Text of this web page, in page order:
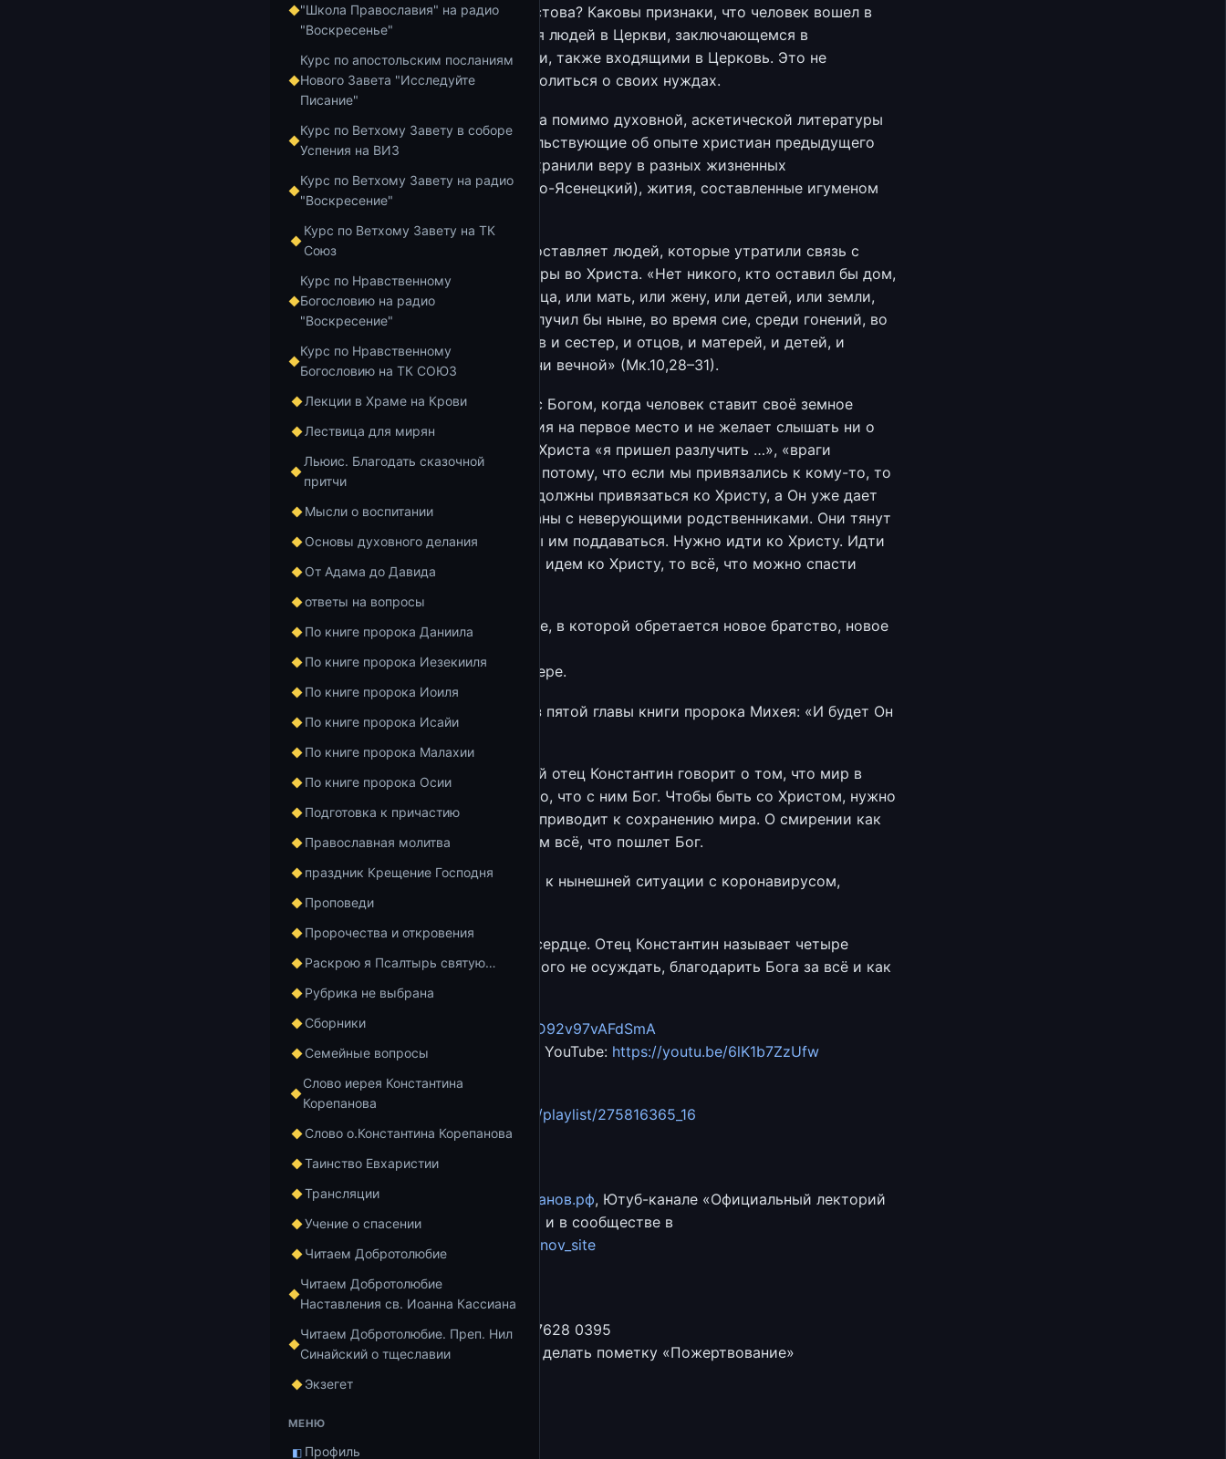
"Школа Православия" на радио
"Воскресенье"
Курс по апостольским посланиям
Нового Завета "Исследуйте
Писание"
Курс по Ветхому Завету в соборе
Успения на ВИЗ
Курс по Ветхому Завету на радио
"Воскресение"
Курс по Ветхому Завету на ТК
Союз
Курс по Нравственному
Богословию на радио
"Воскресение"
Курс по Нравственному
Богословию на ТК СОЮЗ
Лекции в Храме на Крови
Лествица для мирян
Льюис. Благодать сказочной
притчи
Мысли о воспитании
Основы духовного делания
От Адама до Давида
ответы на вопросы
По книге пророка Даниила
По книге пророка Иезекииля
По книге пророка Иоиля
По книге пророка Исайи
По книге пророка Малахии
По книге пророка Осии
Подготовка к причастию
Православная молитва
праздник Крещение Господня
Проповеди
Пророчества и откровения
Раскрою я Псалтырь святую…
Рубрика не выбрана
Сборники
Семейные вопросы
Слово иерея Константина
Корепанова
Слово о.Константина Корепанова
Таинство Евхаристии
Трансляции
Учение о спасении
Читаем Добротолюбие
Читаем Добротолюбие
Наставления св. Иоанна Кассиана
Читаем Добротолюбие. Преп. Нил
Синайский о тщеславии
Экзегет
МЕНЮ
◧ Профиль
22:59 — Что есть Церковь Христова? Каковы признаки, что человек вошел в
Церковь? О таинстве изменения людей в Церкви, заключающемся в
переживании родства с другими, также входящими в Церковь. Это не
язычники, которые пришли помолиться о своих нуждах.
27:00 — Совет отца Константина помимо духовной, аскетической литературы
читать книги и статьи, свидетельствующие об опыте христиан предыдущего
нам поколения, о том, как они хранили веру в разных жизненных
обстоятельствах: св.Лука (Войно-Ясенецкий), жития, составленные игуменом
Дамаскином (Орловским) и др.
31:38 — О том, как Господь не оставляет людей, которые утратили связь с
родственниками из-за своей веры во Христа. «Нет никого, кто оставил бы дом,
или братьев, или сестер, или отца, или мать, или жену, или детей, или земли,
ради Меня и Евангелия, и не получил бы ныне, во время сие, среди гонений, во
сто крат более домов, и братьев и сестер, и отцов, и матерей, и детей, и
земель, а в веке грядущем жизни вечной» (Мк.10,28–31).
37:16 — О конфликте человека с Богом, когда человек ставит своё земное
окружение и свои представления на первое место и не желает слышать ни о
каком Царстве Божием. Слова Христа «я пришел разлучить …», «враги
человеку домашние его» — это потому, что если мы привязались к кому-то, то
нам невозможно спастись. Мы должны привязаться ко Христу, а Он уже дает
всё необходимое нам. Мы связаны с неверующими родственниками. Они тянут
нас от Христа, но мы не должны им поддаваться. Нужно идти ко Христу. Идти
и ради них тоже, ведь когда мы идем ко Христу, то всё, что можно спасти
42:57 — О христианской общине, в которой обретается новое братство, новое
51:18 — Как удержать детей в вере.
Часть II. Другое пророчество из пятой главы книги пророка Михея: «И будет Он
54:15 — Вторая часть, в которой отец Константин говорит о том, что мир в
сердце человека — признак того, что с ним Бог. Чтобы быть со Христом, нужно
сохранять мир, делать всё, что приводит к сохранению мира. О смирении как
способности принимать с миром всё, что пошлет Бог.
1:21:05 — Как нужно относиться к нынешней ситуации с коронавирусом,
вакцинацией, qr-кодами.
1:32:16 — Как сохранить мир в сердце. Отец Константин называет четыре
способа: надеяться на Бога, никого не осуждать, благодарить Бога за всё и как
можно чаще молиться.
Аудиозапись:
https://yadi.sk/d/qD92v97vAFdSmA
Видеозапись на нашем канале в YouTube: https://youtu.be/6lK1b7ZzUfw
Плейлист цикла «12 малых
пророков»:
https://vk.com/video/playlist/275816365_16
Автор: Константин Корепанов
Видео: Павел Глинских
Для публикации на сайте
Корепанов.рф, Ютуб-канале «Официальный лекторий
свящ. Константина Корепанова» и в сообществе в
ВКонтакте
https://vk.com/korepanov_site
Номер карты Сбербанка
отца Константина Корепанова
для пожертвований: 4276 1619 7628 0395
В сообщении к переводу нужно делать пометку «Пожертвование»
Добавить в избранное